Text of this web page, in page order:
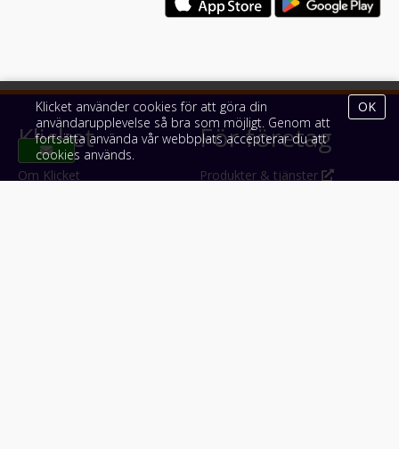
Klicket
Om Klicket
För företag
Produkter & tjänster
Klicket använder cookies för att göra din
användarupplevelse så bra som möjligt. Genom att
fortsätta använda vår webbplats accepterar du att
cookies används.
OK